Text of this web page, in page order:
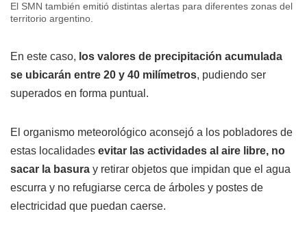
El SMN también emitió distintas alertas para diferentes zonas del
territorio argentino.
En este caso, los valores de precipitación acumulada
se ubicarán entre 20 y 40 milímetros, pudiendo ser
superados en forma puntual.
El organismo meteorológico aconsejó a los pobladores de
estas localidades evitar las actividades al aire libre, no
sacar la basura y retirar objetos que impidan que el agua
escurra y no refugiarse cerca de árboles y postes de
electricidad que puedan caerse.